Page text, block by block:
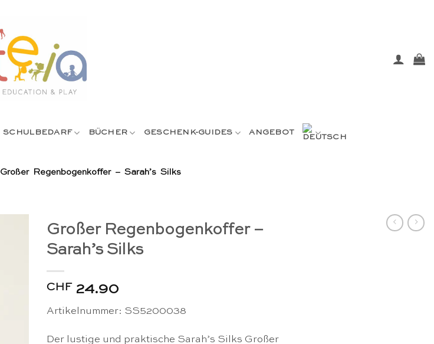
SCHULBEDARF BÜCHER GESCHENK-GUIDES ANGEBOT
Großer Regenbogenkoffer – Sarah’s Silks
Großer Regenbogenkoffer –
Sarah’s Silks
CHF 24.90
Artikelnummer: SS5200038
Der lustige und praktische Sarah’s Silks Großer